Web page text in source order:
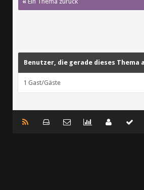
Benutzer, die gerade dieses Thema
1 Gast/Gäste